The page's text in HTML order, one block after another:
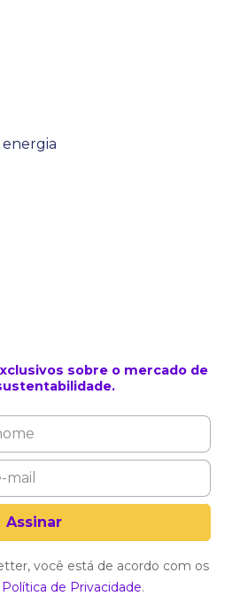
sobre o mercado de
você está de acordo com os
Política de Privacidade.